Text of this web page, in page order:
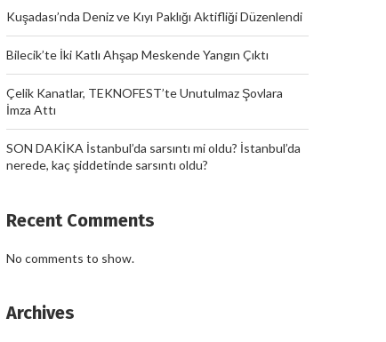
Kuşadası’nda Deniz ve Kıyı Paklığı Aktifliği Düzenlendi
Bilecik’te İki Katlı Ahşap Meskende Yangın Çıktı
Çelik Kanatlar, TEKNOFEST’te Unutulmaz Şovlara
İmza Attı
SON DAKİKA İstanbul’da sarsıntı mi oldu? İstanbul’da
nerede, kaç şiddetinde sarsıntı oldu?
Recent Comments
No comments to show.
Archives